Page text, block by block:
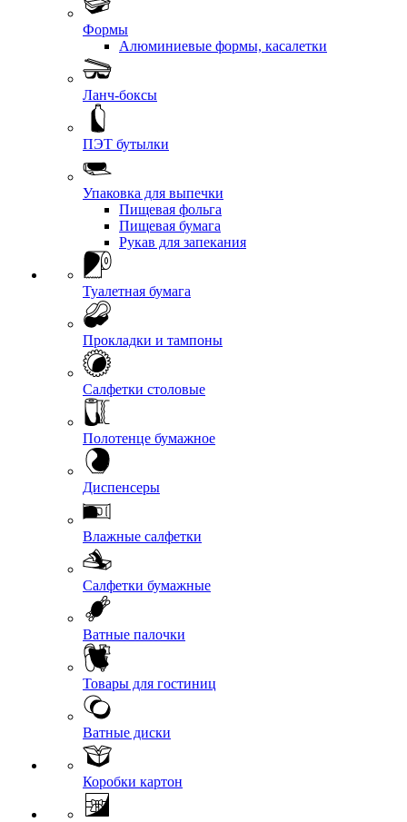
Формы
Алюминиевые формы, касалетки
Ланч-боксы
ПЭТ бутылки
Упаковка для выпечки
Пищевая фольга
Пищевая бумага
Рукав для запекания
Туалетная бумага
Прокладки и тампоны
Салфетки столовые
Полотенце бумажное
Диспенсеры
Влажные салфетки
Салфетки бумажные
Ватные палочки
Товары для гостиниц
Ватные диски
Коробки картон